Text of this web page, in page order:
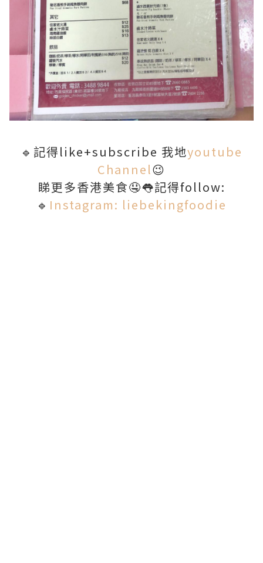
🔹記得like+subscribe 我地youtube
Channel😉
睇更多香港美食🤤👅記得follow:
🔹 Instagram: liebekingfoodie